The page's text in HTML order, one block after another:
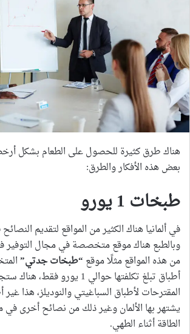
هناك طرق كثيرة للحصول على الطعام بشكل أرخص
بعض هذه الأفكار والطرق:
طبخات 1 يورو
في ألمانيا هناك الكثير من المواقع لتقديم
وبالطبع هناك موقع متخصصة في مجال التوفير
من هذه المواقع مثلًا موقع “طبخات جدتي”
أطباق تبلغ تكلفتها حوالي 1 يورو
المقترحات لأطباق السباغيتي والنوديلز، هذا غير
يشتهر بها الألمان وغير ذلك من نصائح أخرى
الطاقة أثناء الطهي.